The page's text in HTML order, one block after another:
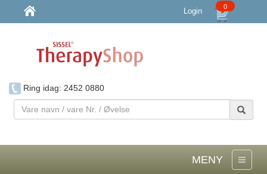
Login 0
Ring idag: 2452 0880
Vare
navn
vare
MENY